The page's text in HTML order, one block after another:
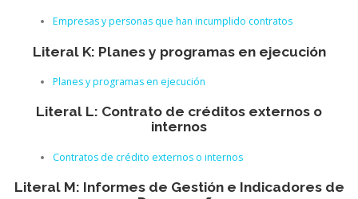
Empresas y personas que han incumplido contratos
Literal K: Planes y programas en ejecución
Planes y programas en ejecución
Literal L: Contrato de créditos externos o
internos
Contratos de crédito externos o internos
Literal M: Informes de Gestión e Indicadores de